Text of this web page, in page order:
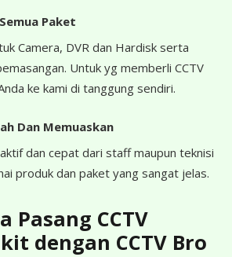
Paket
Camera, DVR dan Hardisk serta
Untuk yg memberli CCTV
ke kami di tanggung sendiri.
Dan Memuaskan
dan cepat dari staff maupun teknisi
produk dan paket yang sangat jelas.
Pasang CCTV
dengan CCTV Bro